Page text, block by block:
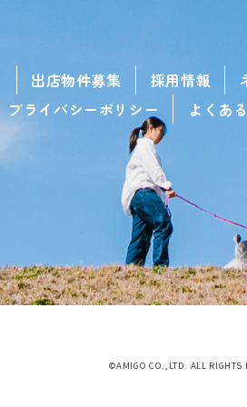
出店物件募集 採用情報
プライバシーポリシー
よくあ
©AMIGO CO.,LTD. ALL RIGHTS